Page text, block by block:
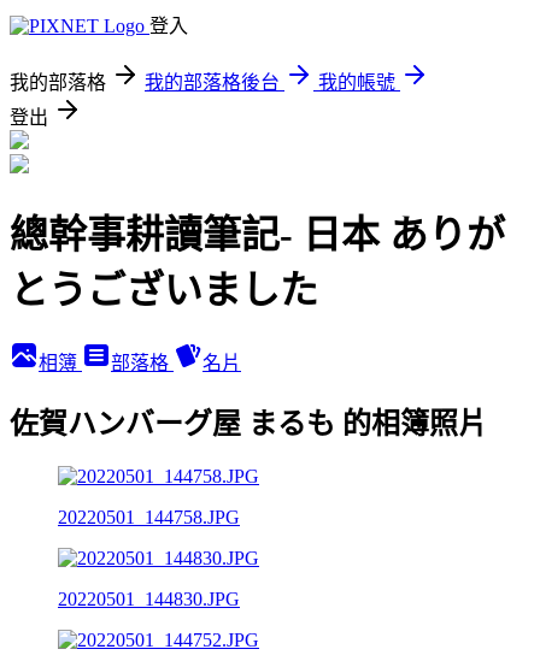
登入
我的部落格 我的部落格後台
我的帳號
登出
總幹事耕讀筆記- 日本 ありが
とうございました
相簿 部落格 名片
佐賀ハンバーグ屋 まるも 的相簿照片
20220501_144758.JPG
20220501_144830.JPG